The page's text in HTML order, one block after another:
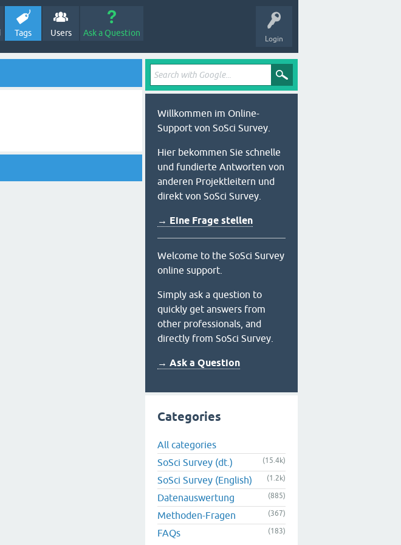
Login
Tags Users Ask a Question
Willkommen im Online-
Support von SoSci Survey.
Hier bekommen Sie schnelle
und fundierte Antworten von
anderen Projektleitern und
direkt von SoSci Survey.
→ Eine Frage stellen
Welcome to the SoSci Survey
online support.
Simply ask a question to
quickly get answers from
other professionals, and
directly from SoSci Survey.
→ Ask a Question
Categories
All categories
SoSci Survey (dt.)
(15.4k)
SoSci Survey (English) (1.2k)
Datenauswertung (885)
Methoden-Fragen (367)
FAQs (183)